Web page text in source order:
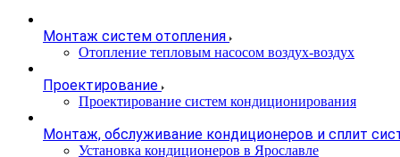
Монтаж систем отопления
Отопление тепловым насосом воздух-воздух
Проектирование
Проектирование систем кондиционирования
Монтаж, обслуживание кондиционеров и сплит
Установка кондиционеров в Ярославле